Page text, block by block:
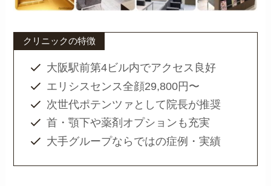
クリニックの特徴
大阪駅前第4ビル内でアクセス良好
エリシスセンス全顔29,800円〜
次世代ポテンツァとして院長が推奨
首・顎下や薬剤オプションも充実
大手グループならではの症例・実績